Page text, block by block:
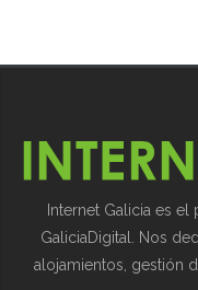
Internet Galicia es
GaliciaDigital. Nos
alojamientos, gestión